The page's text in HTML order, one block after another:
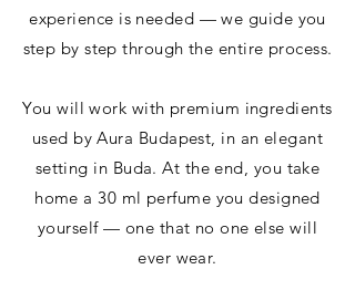
experience is needed — we guide you
step by step through the entire process.
You will work with premium ingredients
used by Aura Budapest, in an elegant
setting in Buda. At the end, you take
home a 30 ml perfume you designed
yourself — one that no one else will
ever wear.